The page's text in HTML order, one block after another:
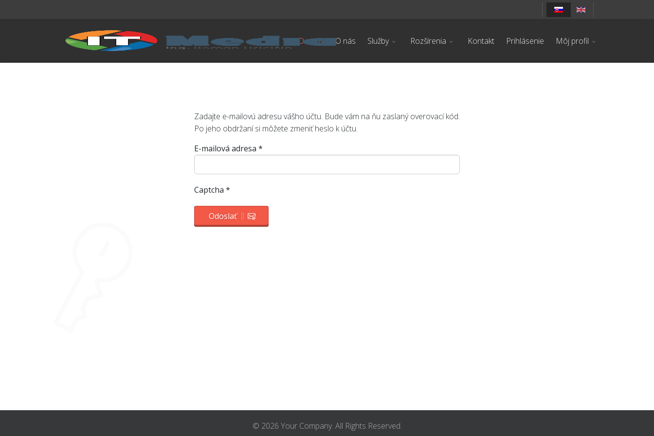
Domov O nás Služby Rozšírenia Kontakt Prihlásenie Môj profil
Zadajte e-mailovú adresu vášho účtu. Bude vám na ňu zaslaný overovací kód.
Po jeho obdržaní si môžete zmeniť heslo k účtu.
E-mailová adresa *
Captcha *
Odoslať
© 2026 Your Company. All Rights Reserved.